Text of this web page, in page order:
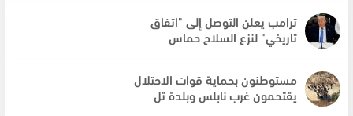
ترامب يعلن التوصل إلى "اتفاق
تاريخي" لنزع السلاح حماس
مستوطنون بحماية قوات الاحتلال
يقتحمون غرب نابلس وبلدة تل